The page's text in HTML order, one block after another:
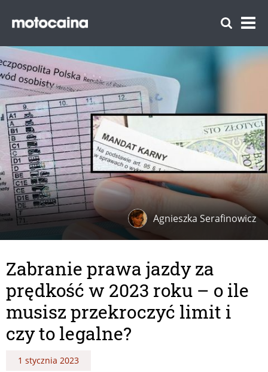
Agnieszka Serafinowicz
Zabranie prawa jazdy za
prędkość w 2023 roku – o ile
musisz przekroczyć limit i
czy to legalne?
1 stycznia 2023